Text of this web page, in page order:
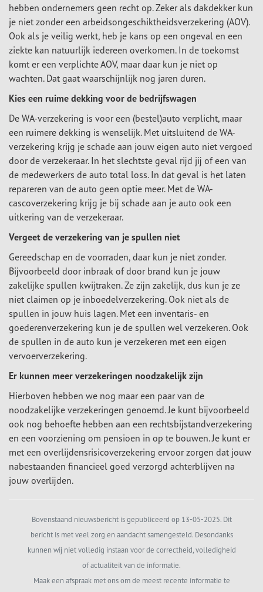
hebben ondernemers geen recht op. Zeker als dakdekker kun
je niet zonder een arbeidsongeschiktheidsverzekering (AOV).
Ook als je veilig werkt, heb je kans op een ongeval en een
ziekte kan natuurlijk iedereen overkomen. In de toekomst
komt er een verplichte AOV, maar daar kun je niet op
wachten. Dat gaat waarschijnlijk nog jaren duren.
Kies een ruime dekking voor de bedrijfswagen
De WA-verzekering is voor een (bestel)auto verplicht, maar
een ruimere dekking is wenselijk. Met uitsluitend de WA-
verzekering krijg je schade aan jouw eigen auto niet vergoed
door de verzekeraar. In het slechtste geval rijd jij of een van
de medewerkers de auto total loss. In dat geval is het laten
repareren van de auto geen optie meer. Met de WA-
cascoverzekering krijg je bij schade aan je auto ook een
uitkering van de verzekeraar.
Vergeet de verzekering van je spullen niet
Gereedschap en de voorraden, daar kun je niet zonder.
Bijvoorbeeld door inbraak of door brand kun je jouw
zakelijke spullen kwijtraken. Ze zijn zakelijk, dus kun je ze
niet claimen op je inboedelverzekering. Ook niet als de
spullen in jouw huis lagen. Met een inventaris- en
goederenverzekering kun je de spullen wel verzekeren. Ook
de spullen in de auto kun je verzekeren met een eigen
vervoerverzekering.
Er kunnen meer verzekeringen noodzakelijk zijn
Hierboven hebben we nog maar een paar van de
noodzakelijke verzekeringen genoemd. Je kunt bijvoorbeeld
ook nog behoefte hebben aan een rechtsbijstandverzekering
en een voorziening om pensioen in op te bouwen. Je kunt er
met een overlijdensrisicoverzekering ervoor zorgen dat jouw
nabestaanden financieel goed verzorgd achterblijven na
jouw overlijden.
Bovenstaand nieuwsbericht is gepubliceerd op 13-05-2025. Dit
bericht is met veel zorg en aandacht samengesteld. Desondanks
kunnen wij niet volledig instaan voor de correctheid, volledigheid
of actualiteit van de informatie.
Maak een afspraak met ons om de meest recente informatie te